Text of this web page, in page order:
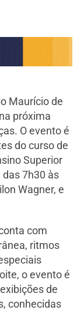
Maurício de
próxima
O evento é
do curso de
Superior
7h30 às
Wagner, e
com
ritmos
o evento é
de
conhecidas